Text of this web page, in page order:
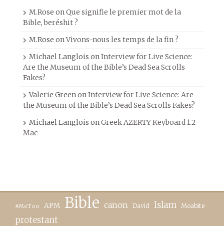
M.Rose onQue signifie le premier mot de la
Bible, beréshit ?
M.Rose onVivons-nous les temps de la fin ?
Michael Langlois onInterview for Live Science:
Are the Museum of the Bible’s Dead Sea Scrolls
Fakes?
Valerie GreenonInterview for Live Science: Are
the Museum of the Bible’s Dead Sea Scrolls Fakes?
Michael Langlois onGreek AZERTY Keyboard 1.2
Mac
#MeToo APM Bible canon David Islam Moabite
protestant